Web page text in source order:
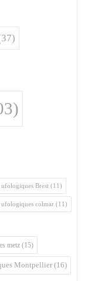
ufologiques Brest (11)
ufologiques colmar (11)
metz (15)
Montpellier (16)